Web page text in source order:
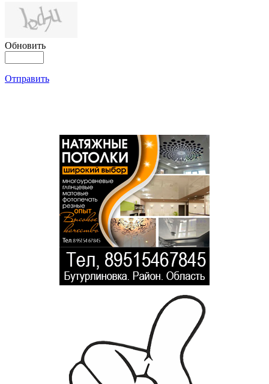
Обновить
Отправить